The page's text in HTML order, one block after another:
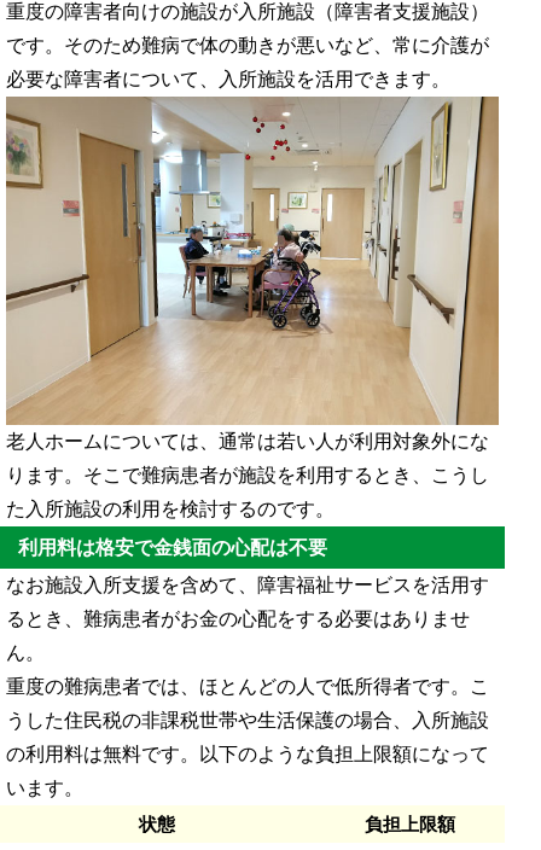
重度の障害者向けの施設が入所施設（障害者支援施設）
です。そのため難病で体の動きが悪いなど、常に介護が
必要な障害者について、入所施設を活用できます。
老人ホームについては、通常は若い人が利用対象外にな
ります。そこで難病患者が施設を利用するとき、こうし
た入所施設の利用を検討するのです。
利用料は格安で金銭面の心配は不要
なお施設入所支援を含めて、障害福祉サービスを活用す
るとき、難病患者がお金の心配をする必要はありませ
ん。
重度の難病患者では、ほとんどの人で低所得者です。こ
うした住民税の非課税世帯や生活保護の場合、入所施設
の利用料は無料です。以下のような負担上限額になって
います。
状態
負担上限額